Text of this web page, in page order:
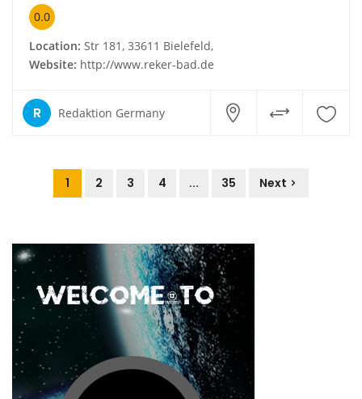
0.0
Location: Str 181, 33611 Bielefeld,
Website: http://www.reker-bad.de
R Redaktion Germany
1 2 3 4 ... 35 Next